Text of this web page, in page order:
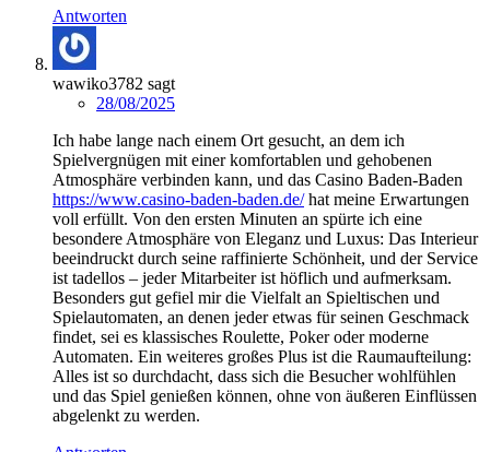
Antworten
wawiko3782 sagt
28/08/2025
Ich habe lange nach einem Ort gesucht, an dem ich
Spielvergnügen mit einer komfortablen und gehobenen
Atmosphäre verbinden kann, und das Casino Baden-Baden
https://www.casino-baden-baden.de/hat meine Erwartungen
voll erfüllt. Von den ersten Minuten an spürte ich eine
besondere Atmosphäre von Eleganz und Luxus: Das Interieur
beeindruckt durch seine raffinierte Schönheit, und der Service
ist tadellos – jeder Mitarbeiter ist höflich und aufmerksam.
Besonders gut gefiel mir die Vielfalt an Spieltischen und
Spielautomaten, an denen jeder etwas für seinen Geschmack
findet, sei es klassisches Roulette, Poker oder moderne
Automaten. Ein weiteres großes Plus ist die Raumaufteilung:
Alles ist so durchdacht, dass sich die Besucher wohlfühlen
und das Spiel genießen können, ohne von äußeren Einflüssen
abgelenkt zu werden.